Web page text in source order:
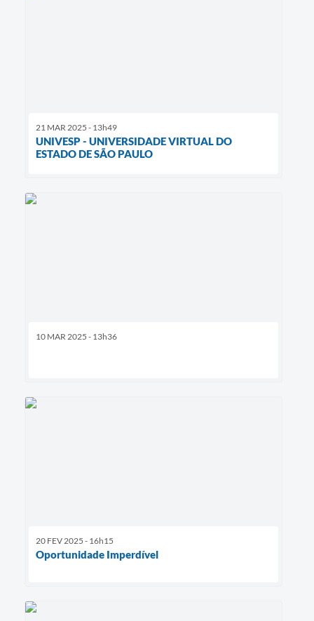
21 MAR 2025 - 13h49
UNIVESP - UNIVERSIDADE VIRTUAL DO
ESTADO DE SÃO PAULO
10 MAR 2025 - 13h36
20 FEV 2025 - 16h15
Oportunidade Imperdível